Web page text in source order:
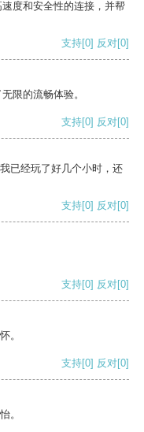
度和安全性的连接，并帮
支持[0] 反对[0]
限的流畅体验。
支持[0] 反对[0]
已经玩了好几个小时，还
支持[0] 反对[0]
支持[0] 反对[0]
。
支持[0] 反对[0]
。